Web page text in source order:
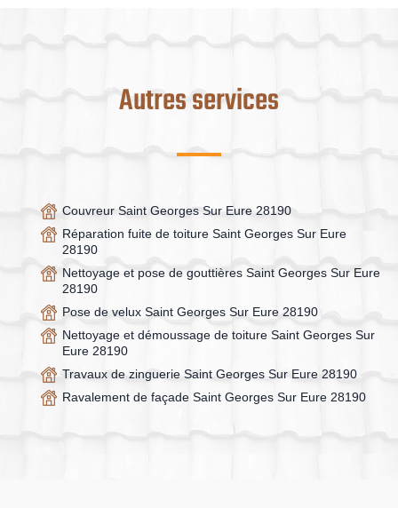
Autres services
Couvreur Saint Georges Sur Eure 28190
Réparation fuite de toiture Saint Georges Sur Eure
28190
Nettoyage et pose de gouttières Saint Georges Sur Eure
28190
Pose de velux Saint Georges Sur Eure 28190
Nettoyage et démoussage de toiture Saint Georges Sur
Eure 28190
Travaux de zinguerie Saint Georges Sur Eure 28190
Ravalement de façade Saint Georges Sur Eure 28190